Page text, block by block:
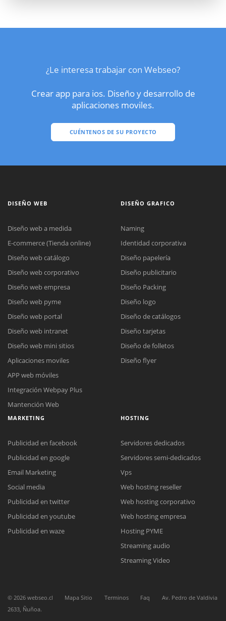
¿Le interesa trabajar con Webseo?
Crear app para ios. Diseño y desarrollo de
aplicaciones moviles.
CUÉNTENOS DE SU PROYECTO
Reunión online
Nuestros ejecutivos le enviarán un correo electrónico con el enlace a
Meet para la reunión online.
Cotización
Chat Online
Todos nuestros ejecutivos están fuera de línea. Complete el formulario
DISEÑO WEB
Diseño web a medida
E-commerce (Tienda online)
Diseño web catálogo
Diseño web corporativo
Diseño web empresa
Diseño web pyme
Diseño web portal
Diseño web intranet
Diseño web mini sitios
Aplicaciones moviles
APP web móviles
Integración Webpay Plus
Mantención Web
DISEÑO GRAFICO
Naming
Identidad corporativa
Diseño papelería
Diseño publicitario
Diseño Packing
Diseño logo
Diseño de catálogos
Diseño tarjetas
Diseño de folletos
Diseño flyer
MARKETING
Publicidad en facebook
Publicidad en google
Email Marketing
Social media
Publicidad en twitter
Publicidad en youtube
Publicidad en waze
HOSTING
Servidores dedicados
Servidores semi-dedicados
Vps
Web hosting reseller
Web hosting corporativo
Web hosting empresa
Hosting PYME
Streaming audio
Streaming Video
© 2026 webseo.cl Mapa Sitio Terminos Faq
Av. Pedro de Valdivia
2633, Ñuñoa.